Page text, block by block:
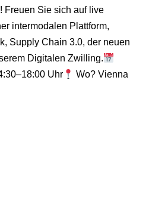
Freuen Sie sich auf live
intermodalen Plattform,
Supply Chain 3.0, der neuen
Digitalen Zwilling.
Uhr
Wo? Vienna